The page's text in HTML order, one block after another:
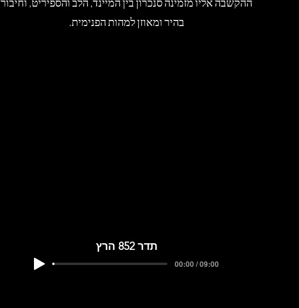
בהיר ומאוזן למהות הפנימית.
תדר 852 הרץ
00:00 / 09:00